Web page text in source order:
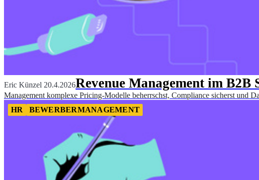
Eric Künzel 20.4.2026Revenue Management im B2B
Management komplexe Pricing-Modelle beherrschst, Compliance sicherst und
HR
BEWERBERMANAGEMENT